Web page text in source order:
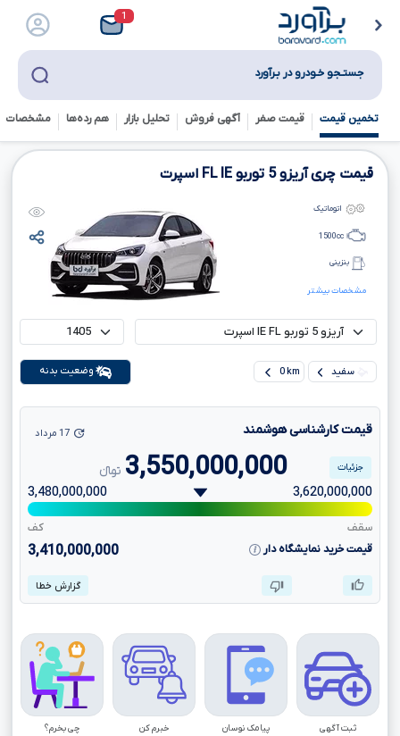
1
جستـجو خـودرو در بـرآورد
تخمین قیمت قیمت صفر آگهی فروش تحلیل بازار هم رده‌ها‌ مشخصات
قیمت چری آریزو5 توربو IE
FL اسپرت
مشخصات بیشتر
اتوماتیک
1500cc
بنزینی
سفید 0 km وضعیت بدنه
قیمت کارشناسی هوشمند
3,550,000,000 تومانءءء
17 مرداد
جزئیات
3,620,000,000
3,480,000,000
سقف
کف
قیمت خرید نمایشگاه دار
3,410,000,000
گزارش خطا
ثبت آگهی پیامک نوسان خبرم کن چی بخرم؟